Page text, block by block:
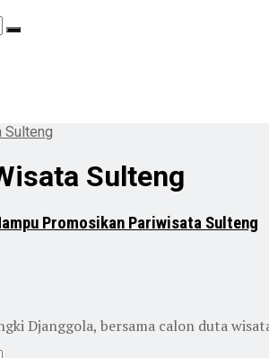
Sulteng
Sulteng
Promosikan Pariwisata Sulteng
Djanggola, bersama calon duta